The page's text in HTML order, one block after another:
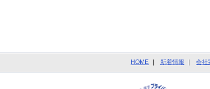
HOME 新着情報 会社